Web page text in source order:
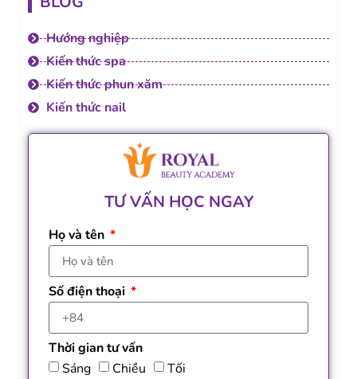
Hướng nghiệp
Kiến thức spa
Kiến thức phun xăm
Kiến thức nail
TƯ VẤN HỌC NGAY
Họ và tên
Số điện thoại
Thời gian tư vấn
Sáng
Chiều
Tối